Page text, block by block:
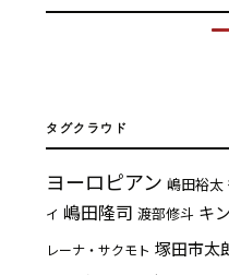
タグクラウド
ヨーロピアン 嶋田裕太
イ 嶋田隆司 渡部修斗 キ
レーナ・サクモト 塚田市太